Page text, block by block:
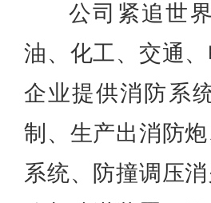
公司紧追世
油、化工、交通
企业提供消防系
制、生产出消防
系统、防撞调压